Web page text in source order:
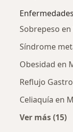
Sobrepeso
Síndrome
Obesidad en
Reflujo
Celiaquía en
Ver más (15)